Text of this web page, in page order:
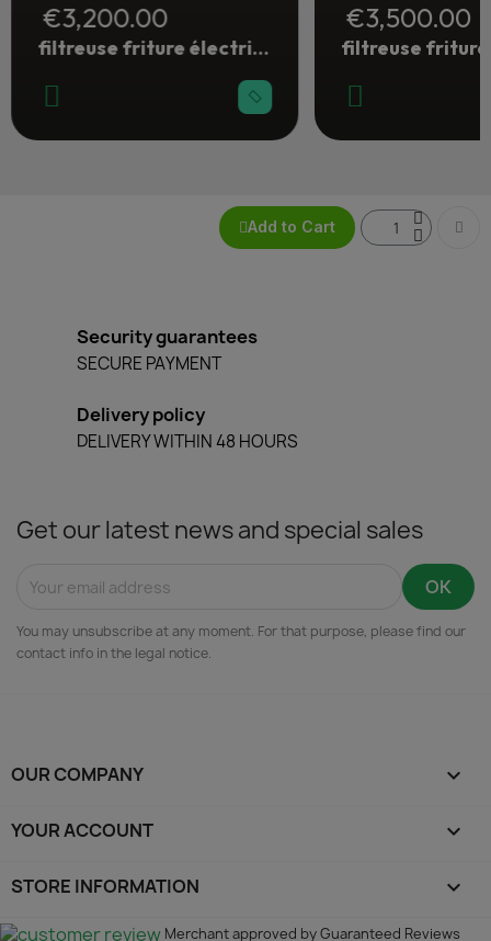
€3,200.00
filtreuse friture électrique 28 litres
€3,500.00
Add to Cart
Security guarantees
SECURE PAYMENT
Delivery policy
DELIVERY WITHIN 48 HOURS
Get our latest news and special sales
You may unsubscribe at any moment. For that purpose, please find our
contact info in the legal notice.
OUR COMPANY 
YOUR ACCOUNT 
STORE INFORMATION keyboard_arrow_down
Merchant approved by Guaranteed Reviews